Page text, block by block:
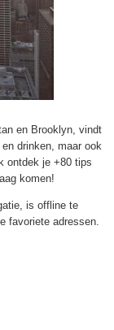
en Brooklyn, vindt
drinken, maar ook
ontdek je +80 tips
komen!
is offline te
favoriete adressen.